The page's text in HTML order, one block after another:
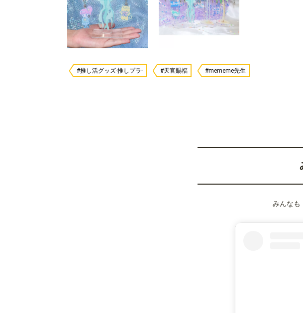
#推し活グッズ-推しプラ- #天官賜福 #mememe先生